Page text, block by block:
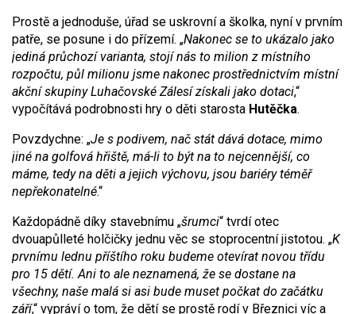
Prostě a jednoduše, úřad se uskrovní a školka, nyní v prvním
patře, se posune i do přízemí. „Nakonec se to ukázalo jako
jediná průchozí varianta, stojí nás to milion z místního
rozpočtu, půl milionu jsme nakonec prostřednictvím místní
akční skupiny Luhačovské Zálesí získali jako dotaci,“
vypočítává podrobnosti hry o děti starosta Hutěčka.
Povzdychne: „Je s podivem, nač stát dává dotace, mimo
jiné na golfová hřiště, má-li to být na to nejcennější, co
máme, tedy na děti a jejich výchovu, jsou bariéry téměř
nepřekonatelné.“
Každopádně díky stavebnímu „šrumci“ tvrdí otec
dvouapůlleté holčičky jednu věc se stoprocentní jistotou. „K
prvnímu lednu příštího roku budeme otevírat novou třídu
pro 15 dětí. Ani to ale neznamená, že se dostane na
všechny, naše malá si asi bude muset počkat do začátku
září,“ vypráví o tom, že dětí se prostě rodí v Březnici víc a